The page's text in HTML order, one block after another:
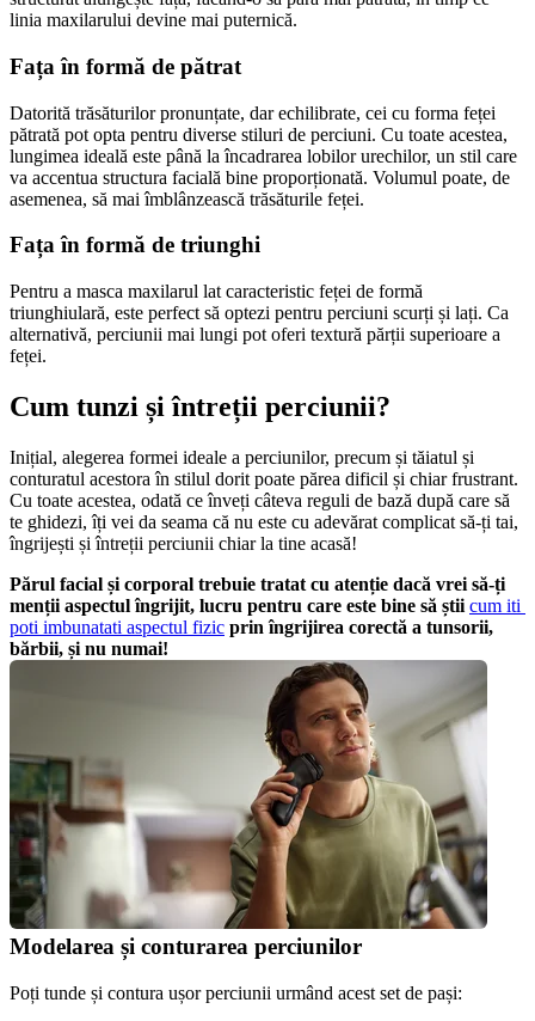
linia maxilarului devine mai puternică.
Fața în formă de pătrat
Datorită trăsăturilor pronunțate, dar echilibrate, cei cu forma feței
pătrată pot opta pentru diverse stiluri de perciuni. Cu toate acestea,
lungimea ideală este până la încadrarea lobilor urechilor, un stil care
va accentua structura facială bine proporționată. Volumul poate, de
asemenea, să mai îmblânzească trăsăturile feței.
Fața în formă de triunghi
Pentru a masca maxilarul lat caracteristic feței de formă
triunghiulară, este perfect să optezi pentru perciuni scurți și lați. Ca
alternativă, perciunii mai lungi pot oferi textură părții superioare a
feței.
Cum tunzi și întreții perciunii?
Inițial, alegerea formei ideale a perciunilor, precum și tăiatul și
conturatul acestora în stilul dorit poate părea dificil și chiar frustrant.
Cu toate acestea, odată ce înveți câteva reguli de bază după care să
te ghidezi, îți vei da seama că nu este cu adevărat complicat să-ți tai,
îngrijești și întreții perciunii chiar la tine acasă!
Părul facial și corporal trebuie tratat cu atenție dacă vrei să-ți
menții aspectul îngrijit, lucru pentru care este bine să știi cum iti
poti imbunatati aspectul fizic prin îngrijirea corectă a tunsorii,
bărbii, și nu numai!
Modelarea și conturarea perciunilor
Poți tunde și contura ușor perciunii urmând acest set de pași: